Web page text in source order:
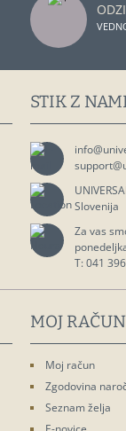
STIK Z
Slovenija
Za vas
T: 041
MOJ RAČUN
Moj račun
Zgodovina
Seznam želja